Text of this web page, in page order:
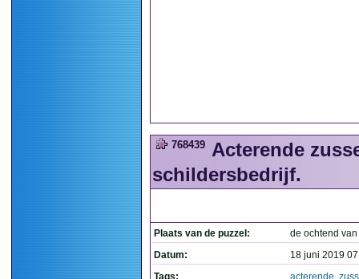
768439 Acterende
schildersbedrijf.
Plaats van de puzzel:
de ochtend van
Datum:
18 juni 2019
Tags:
acterende,